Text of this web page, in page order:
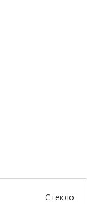
Стекло